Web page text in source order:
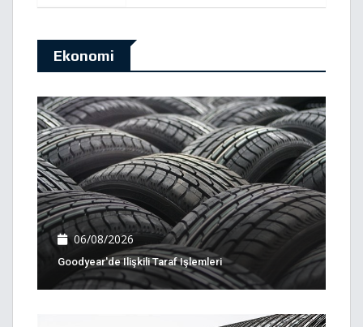
Ekonomi
06/08/2026
Goodyear'de Ilişkili Taraf Işlemleri